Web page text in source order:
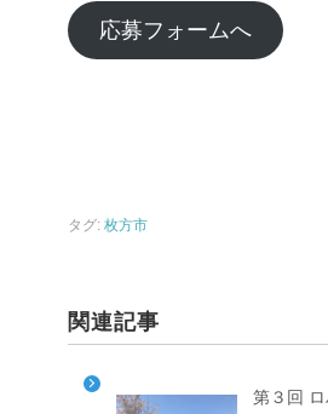
応募フォームへ
タグ: 枚方市
関連記事
第３回